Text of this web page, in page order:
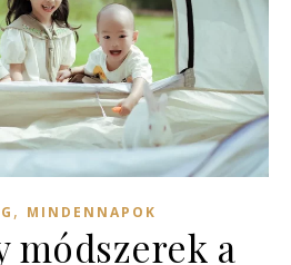
, MINDENNAPOK
módszerek a